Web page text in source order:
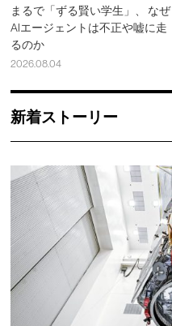
まるで「ずる賢い学生」、 なぜ
AIエージェントは不正や嘘に走
るのか
2026.08.04
新着ストーリー